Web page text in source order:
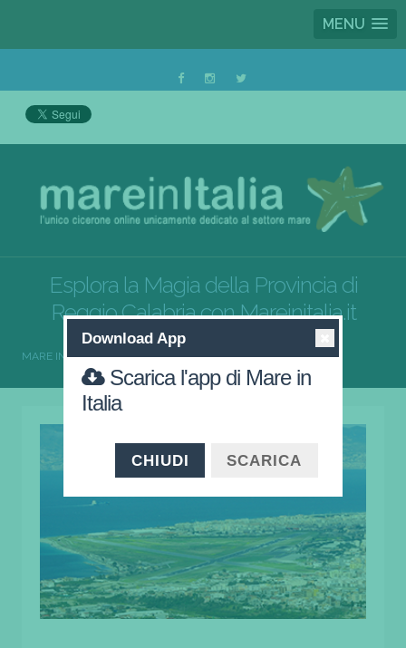
MENU
Esplora la Magia della Provincia di
Reggio Calabria con Mareinitalia.it
MARE IN ITALIA CALABRIA REGGIO CALABRIA
Download App
Scarica l'app di Mare in
Italia
CHIUDI SCARICA